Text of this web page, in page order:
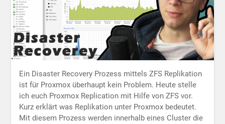
Ein Disaster Recovery Prozess mittels ZFS Replikation
ist für Proxmox überhaupt kein Problem. Heute stelle
ich euch Proxmox Replication mit Hilfe von ZFS vor.
Kurz erklärt was Replikation unter Proxmox bedeutet.
Mit diesem Prozess werden innerhalb eines Cluster die